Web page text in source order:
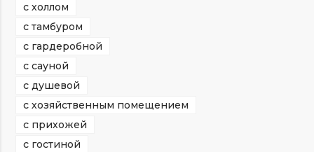
с холлом
с тамбуром
с гардеробной
с сауной
с душевой
с хозяйственным помещением
с прихожей
с гостиной